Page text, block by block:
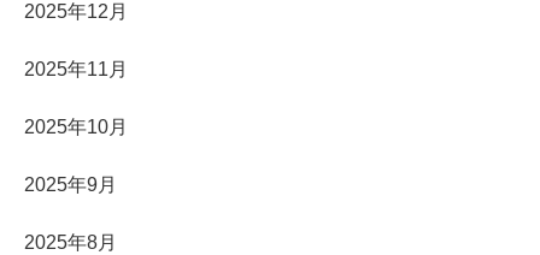
2025年12月
2025年11月
2025年10月
2025年9月
2025年8月